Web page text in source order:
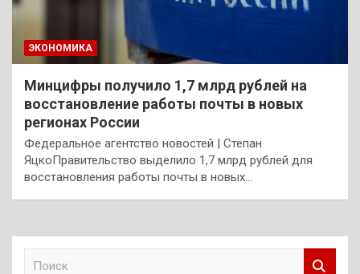
ЭКОНОМИКА
Минцифры получило 1,7 млрд рублей на
восстановление работы почты в новых
регионах России
Федеральное агентство новостей | Степан
ЯцкоПравительство выделило 1,7 млрд рублей для
восстановления работы почты в новых…